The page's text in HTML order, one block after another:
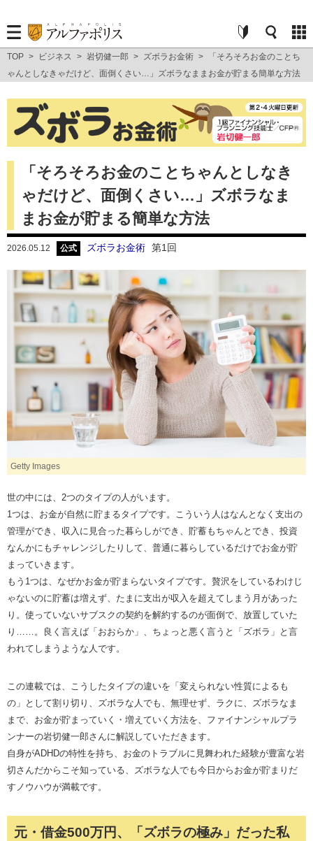
TOP > ビジネス > 岩切健一郎 > ズボラお金術 >
「そろそろお金のことち
ゃんとしなきゃだけど、面倒くさい…」ズボラなままお金が貯まる簡単な方法
「そろそろお金のことちゃんとしなき
ゃだけど、面倒くさい…」ズボラなま
まお金が貯まる簡単な方法
2026.05.12 公式 ズボラお金術 第1回
Getty Images
世の中には、2つのタイプの人がいます。
1つは、お金が自然に貯まるタイプです。こういう人はなんとなく支出の
管理ができ、収入に見合った暮らしができ、貯蓄もちゃんとでき、投資
なんかにもチャレンジしたりして、普通に暮らしているだけでお金が貯
まっていきます。
もう1つは、なぜかお金が貯まらないタイプです。贅沢をしているわけじ
ゃないのに貯蓄は増えず、たまに支出が収入を超えてしまう月があった
り。使っていないサブスクの契約を解約するのが面倒で、放置していた
り……。良く言えば「おおらか」、ちょっと悪く言うと「ズボラ」と言
われてしまうような人です。
この連載では、こうしたタイプの違いを「変えられない性質によるも
の」として割り切り、ズボラな人でも、無理せず、ラクに、ズボラなま
まで、お金が貯まっていく・増えていく方法を、ファイナンシャルプラ
ンナーの岩切健一郎さんに解説していただきます。
自身がADHDの特性を持ち、お金のトラブルに見舞われた経験が豊富な岩
切さんだからこそ知っている、ズボラな人でも今日からお金が貯まりだ
すノウハウが満載です。
元・借金500万円、「ズボラの極み」だった私